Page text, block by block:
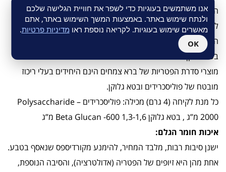
הנבגים והתרכובת החוץ תאית שהפטרייה מייצרת ומפרישה מחוץ
לתא לסביבתה, לטווח פעילות אופטימלי.
החומרים הפעילים העיקריים בפטריות הינם פוליסכרידים וביניהם
בטא גלוקן להם מיוחסות מרבית הסגולות הבריאותיות.
מוצרי סדרת הפטריות של ברא צמחים הינם היחידים בעלי ריכוז
מובטח של פוליסכרידים ובטא גלוקן.
כל מנת לקיחה (4 גרם) מכילה: פוליסכרידים Polysaccharide –
2000 מ”ג , בטא גלוקן 1,3-1,6 Beta Glucan -600 מ”ג
איכות חומר הגלם:
ישנן סיבות רבות, מלבד המחיר, להימנע מקורדיספס שנאסף בטבע.
אחת מהן היא זיופים של הפטריה (אדולטרציה), והסיבה הנוספת,
אנו משתמשים בעוגיות כדי לשפר את חוויית הגלישה שלכם
ולנתח שימוש באתר. באמצעות המשך השימוש באתר, אתם
מאשרים שימוש בעוגיות. לקריאה נוספת ראו מדיניות פרטיות.
OK